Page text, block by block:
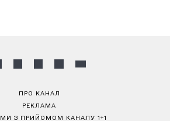
ПРО КАНАЛ
РЕКЛАМА
З ПРИЙОМОМ КАНАЛУ 1+1